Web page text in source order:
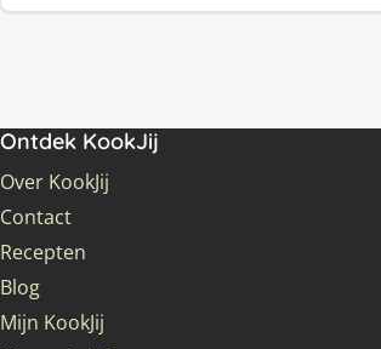
Ontdek KookJij
Over KookJij
Contact
Recepten
Blog
Mijn KookJij